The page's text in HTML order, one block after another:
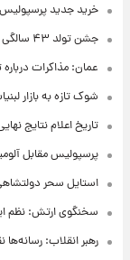
خرید جدید
جشن تولد ۴۳ سالگی لیلا اوتادی با یک سورپرایز ویژه + فیلم
عمان: مذاکرات درباره
شوک تازه به بازار
تاریخ اعلام نتایج
پرسپولیس مقابل
استایل سحر
سخنگوی ارتش: نظم
رهبر انقلاب: